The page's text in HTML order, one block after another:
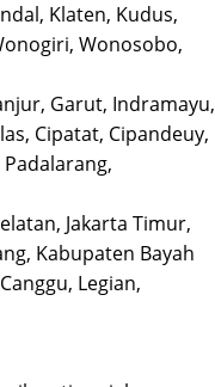
Klaten, Kudus,
Wonosobo,
Garut, Indramayu,
Cipatat, Cipandeuy,
Jakarta Timur,
Kabupaten Bayah
Legian,